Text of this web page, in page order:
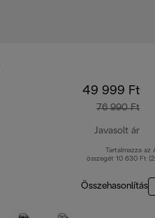
49 999 Ft
76 990 Ft
Javasolt ár
Tartalmazza az
összegét 10 630 Ft
Összehasonlítás